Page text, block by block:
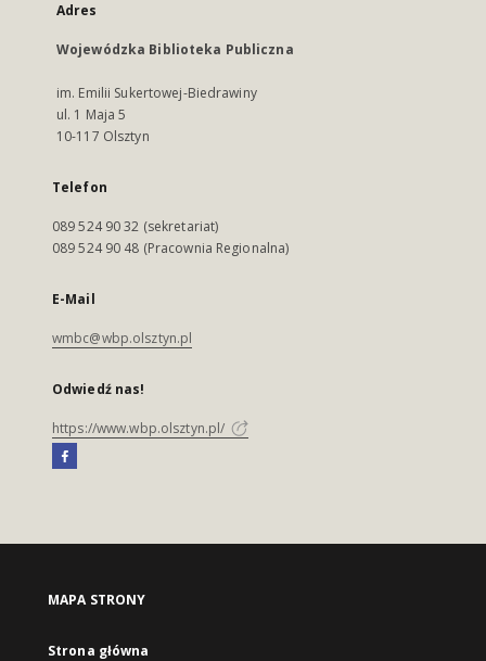
Adres
Wojewódzka Biblioteka Publiczna
im. Emilii Sukertowej-Biedrawiny
ul. 1 Maja 5
10-117 Olsztyn
Telefon
089 524 90 32 (sekretariat)
089 524 90 48 (Pracownia Regionalna)
E-Mail
wmbc@wbp.olsztyn.pl
Odwiedź nas!
https://www.wbp.olsztyn.pl/
MAPA STRONY
Strona główna